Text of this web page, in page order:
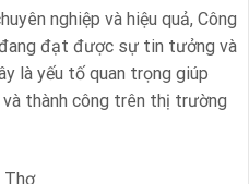
nghiệp và hiệu quả, Công
đạt được sự tin tưởng và
là yếu tố quan trọng giúp
thành công trên thị trường